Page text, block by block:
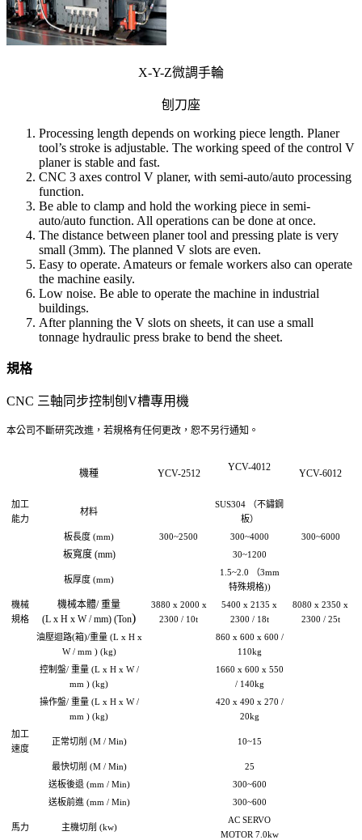
X-Y-Z微調手輪
刨刀座
Processing length depends on working piece length. Planer
tool’s stroke is adjustable. The working speed of the control V
planer is stable and fast.
CNC 3 axes control V planer, with semi-auto/auto processing
function.
Be able to clamp and hold the working piece in semi-
auto/auto function. All operations can be done at once.
The distance between planer tool and pressing plate is very
small (3mm). The planned V slots are even.
Easy to operate. Amateurs or female workers also can operate
the machine easily.
Low noise. Be able to operate the machine in industrial
buildings.
After planning the V slots on sheets, it can use a small
tonnage hydraulic press brake to bend the sheet.
規格
CNC 三軸同步控制刨V槽專用機
本公司不斷研究改進，若規格有任何更改，恕不另行通知。
機種 YCV-2512
YCV-4012
YCV-6012
加工
能力
材料
SUS304 （不鏽鋼
板）
板長度 (mm)
300~2500 300~4000 300~6000
板寬度 (mm) 30~1200
板厚度 (mm)
1.5~2.0 （3mm
特殊規格))
機械
規格
機械本體/ 重量
(L x H x W / mm) (Ton)
3880 x 2000 x
2300 / 10t
5400 x 2135 x
2300 / 18t
8080 x 2350 x
2300 / 25t
油壓迴路(箱)/重量 (L x H x
W / mm ) (kg)
860 x 600 x 600 /
110kg
控制盤/ 重量 (L x H x W /
mm ) (kg)
1660 x 600 x 550
/ 140kg
操作盤/ 重量 (L x H x W /
mm ) (kg)
420 x 490 x 270 /
20kg
加工
速度
正常切削 (M / Min) 10~15
最快切削 (M / Min)
25
送板後退 (mm / Min)
300~600
送板前進 (mm / Min)
300~600
馬力 主機切削 (kw)
AC SERVO
MOTOR 7.0kw